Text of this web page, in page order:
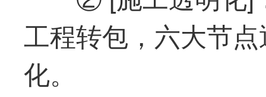
工程转包，六大节
化。